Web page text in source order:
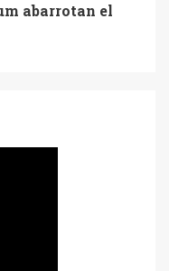
abarrotan el